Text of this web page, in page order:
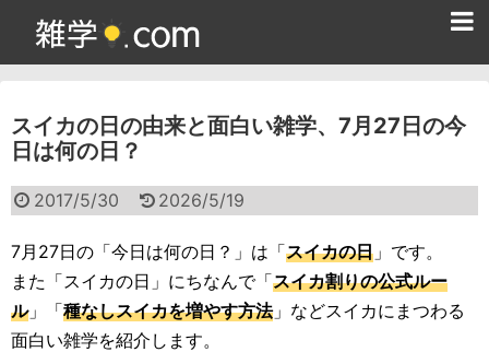
スイカの日の由来と面白い雑学、7月27日の今
日は何の日？
2017/5/30 2026/5/19
7月27日の「今日は何の日？」は「スイカの日 」です。
また「スイカの日」にちなんで「スイカ割りの公式ルー
ル」「種なしスイカを増やす方法」などスイカにまつわる
面白い雑学を紹介します。
雑学クイズ問題集
面白い雑学
ためになる雑学
スポーツ雑学